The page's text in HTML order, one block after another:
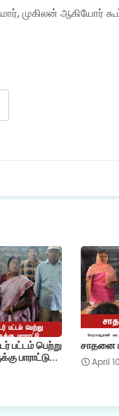
முகிலன் ஆகியோர்
பட்டம் பெற்று
பாராட்டு...
சாதனை
April